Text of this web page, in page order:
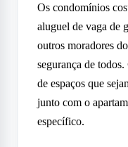
Os condomínios
aluguel de vaga de
outros moradores
segurança de
de espaços que
junto com o
específico.